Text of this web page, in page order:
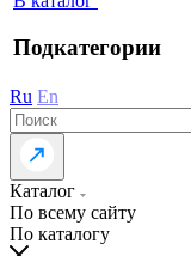
Подкатегории
Ru En
Каталог
По всему сайту
По каталогу